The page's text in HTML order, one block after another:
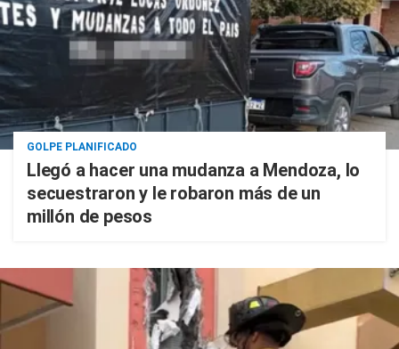
GOLPE PLANIFICADO
Llegó a hacer una mudanza a Mendoza, lo
secuestraron y le robaron más de un
millón de pesos